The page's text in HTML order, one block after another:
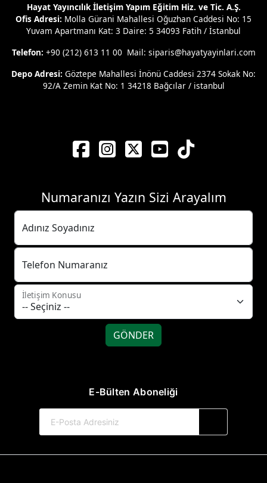
Hayat Yayıncılık İletişim Yapım Eğitim Hiz. ve Tic. A.Ş.
Ofis Adresi: Molla Gürani Mahallesi Oğuzhan Caddesi No: 15
Yuvam Apartmanı Kat: 3 Daire: 5 34093 Fatih / İstanbul
Telefon: +90 (212) 613 11 00 Mail: siparis@hayatyayinlari.com
Depo Adresi: Göztepe Mahallesi İnönü Caddesi 2374 Sokak No:
92/A Zemin Kat No: 1 34218 Bağcılar / istanbul
Numaranızı Yazın Sizi Arayalım
Adınız Soyadınız
Telefon Numaranız
İletişim Konusu
GÖNDER
E-Bülten Aboneliği